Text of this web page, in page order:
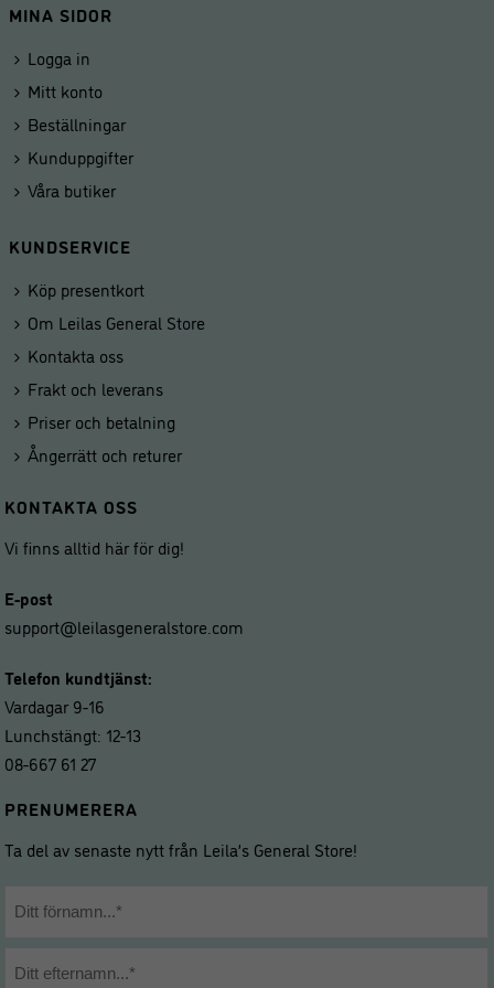
MINA SIDOR
Logga in
Mitt konto
Beställningar
Kunduppgifter
Våra butiker
KUNDSERVICE
Köp presentkort
Om Leilas General Store
Kontakta oss
Frakt och leverans
Priser och betalning
Ångerrätt och returer
KONTAKTA OSS
Vi finns alltid här för dig!
E-post
support@leilasgeneralstore.com
Telefon kundtjänst:
Vardagar 9-16
Lunchstängt: 12-13
08-667 61 27
PRENUMERERA
Ta del av senaste nytt från Leila’s General Store!